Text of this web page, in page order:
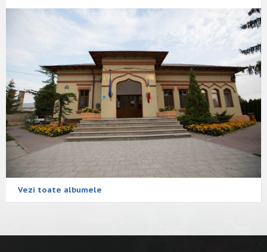
Vezi toate albumele